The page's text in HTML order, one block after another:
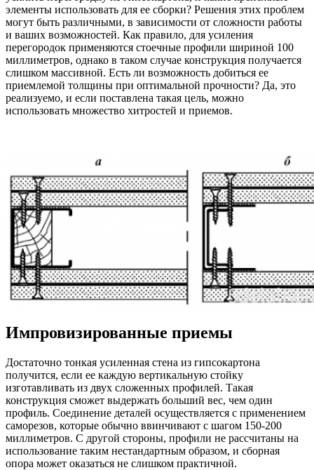
элементы использовать для ее сборки? Решения этих проблем
могут быть различными, в зависимости от сложности работы
и ваших возможностей. Как правило, для усиления
перегородок применяются стоечные профили шириной 100
миллиметров, однако в таком случае конструкция получается
слишком массивной. Есть ли возможность добиться ее
приемлемой толщины при оптимальной прочности? Да, это
реализуемо, и если поставлена такая цель, можно
использовать множество хитростей и приемов.
Импровизированные приемы
Достаточно тонкая усиленная стена из гипсокартона
получится, если ее каждую вертикальную стойку
изготавливать из двух сложенных профилей. Такая
конструкция сможет выдержать больший вес, чем один
профиль. Соединение деталей осуществляется с применением
саморезов, которые обычно ввинчивают с шагом 150-200
миллиметров. С другой стороны, профили не рассчитаны на
использование таким нестандартным образом, и сборная
опора может оказаться не слишком практичной.